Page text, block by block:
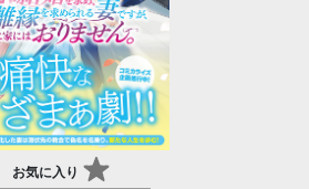
お気に入り